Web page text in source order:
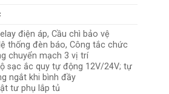
điện áp, Cầu chì bảo vệ
thống đèn báo, Công tắc chức
chuyển mạch 3 vị trí
sạc ắc quy tự động 12V/24V; tự
ngắt khi bình đầy
tư phụ lắp tủ